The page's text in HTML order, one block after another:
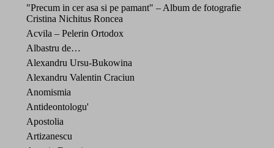
"Precum in cer asa si pe pamant" – Album de fotografie
Cristina Nichitus Roncea
Acvila – Pelerin Ortodox
Albastru de…
Alexandru Ursu-Bukowina
Alexandru Valentin Craciun
Anomismia
Antideontologu'
Apostolia
Artizanescu